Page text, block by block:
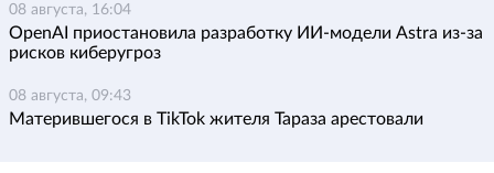
08 августа, 16:04
OpenAI приостановила разработку ИИ-модели Astra из-за
рисков киберугроз
08 августа, 09:43
Матерившегося в TikTok жителя Тараза арестовали